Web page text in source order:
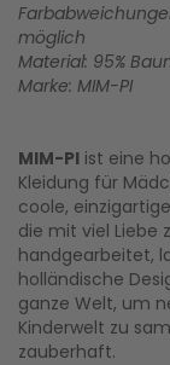
möglich
Material: 95%
Marke: MIM-PI
MIM-PI ist eine
Kleidung für
coole,
die mit viel Liebe
handgearbeitet,
holländische
ganze Welt, um
Kinderwelt zu
zauberhaft.